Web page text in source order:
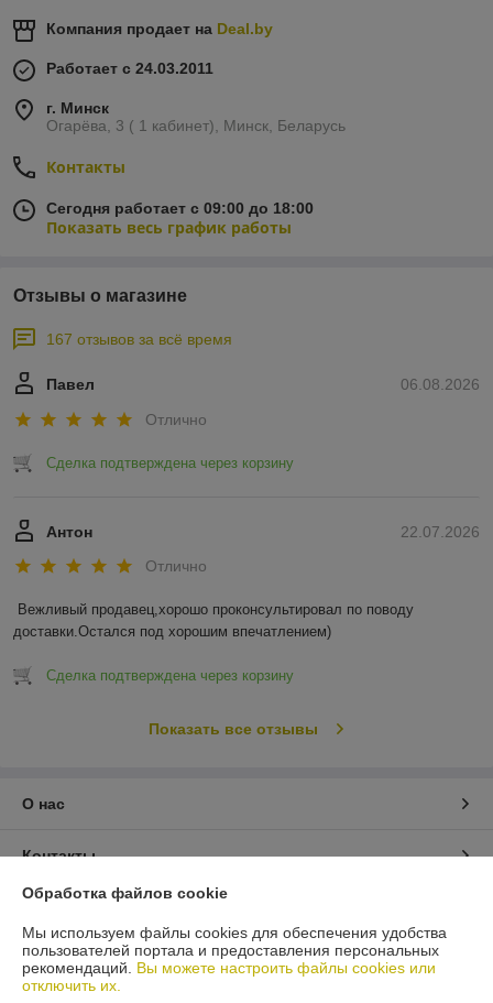
Компания продает на Deal.by
Работает с 24.03.2011
г. Минск
Огарёва, 3 ( 1 кабинет), Минск, Беларусь
Контакты
Сегодня работает с 09:00 до 18:00
Показать весь график работы
Отзывы о магазине
167 отзывов за всё время
06.08.2026
Павел
Отлично
Сделка подтверждена через корзину
22.07.2026
Антон
Отлично
Вежливый продавец,хорошо проконсультировал по поводу
доставки.Остался под хорошим впечатлением)
Сделка подтверждена через корзину
Показать все отзывы
О нас
Контакты
Доставка и оплата
График работы
Обработка файлов cookie
Мы используем файлы cookies для обеспечения удобства
пользователей портала и предоставления персональных
рекомендаций. Вы можете настроить файлы cookies или
отключить их.